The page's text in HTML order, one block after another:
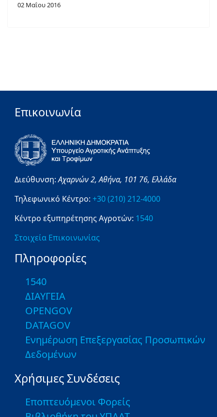
02 Μαΐου 2016
Επικοινωνία
Διεύθυνση:Αχαρνών 2,Αθήνα, 101 76, Ελλάδα
Τηλεφωνικό Κέντρο: +30 (210) 212-4000
Κέντρο εξυπηρέτησης Αγροτών: 1540
Στοιχεία Επικοινωνίας
Πληροφορίες
1540
ΔΙΑΥΓΕΙΑ
OPENGOV
DATAGOV
Ενημέρωση Επεξεργασίας Προσωπικών
Δεδομένων
Χρήσιμες Συνδέσεις
Εποπτευόμενοι Φορείς